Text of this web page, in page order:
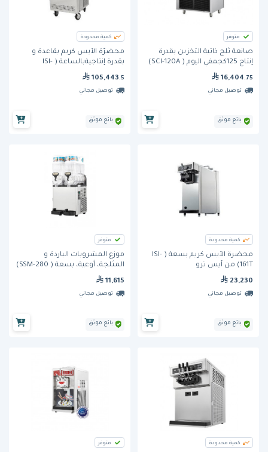
متوفر
صانعة ثلج ذاتية التخزين بقدرة
إنتاج 125كجمفي اليوم ( SCI-120A)
من آيس ترو
16,404 .75
توصيل مجاني
بائع موثق
كمية محدودة
محضرّة الآيس كريم بقاعدة و
بقدرة إنتاجيةبالساعة ( ISI-
105,443 .5
توصيل مجاني
بائع موثق
كمية محدودة
محضّرة الآيس كريم بسعة ( ISI-
161T) من آيس ترو
23,230
توصيل مجاني
بائع موثق
متوفر
موزع المشروبات الباردة و
المثلجة، أوعية، بسعة ( SSM-280)
من آيس ترو
11,615
توصيل مجاني
بائع موثق
كمية محدودة متوفر